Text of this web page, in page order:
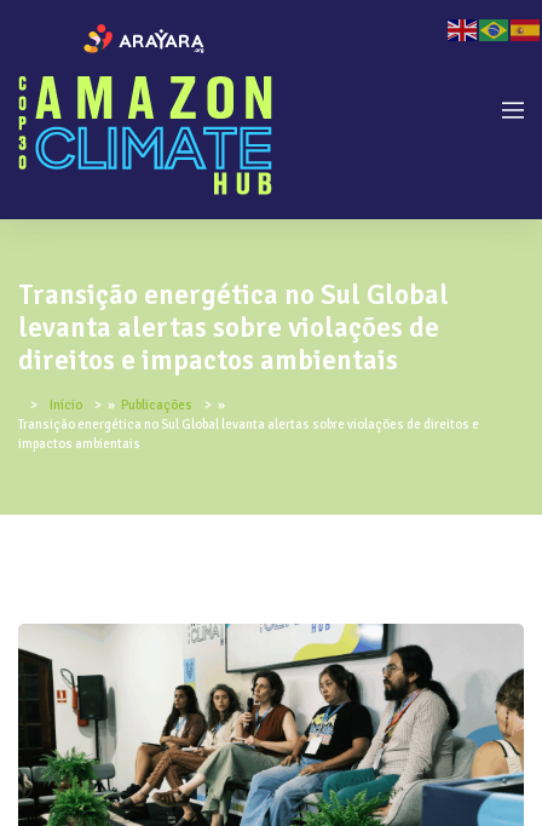
Transição energética no Sul Global
levanta alertas sobre violações de
direitos e impactos ambientais
Início » Publicações
»
Transição energética no Sul Global levanta alertas sobre violações de direitos e
impactos ambientais